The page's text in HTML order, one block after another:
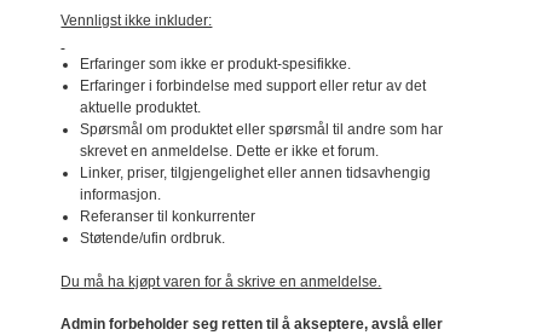
Vennligst ikke inkluder:
Erfaringer som ikke er produkt-spesifikke.
Erfaringer i forbindelse med support eller retur av det
aktuelle produktet.
Spørsmål om produktet eller spørsmål til andre som har
skrevet en anmeldelse. Dette er ikke et forum.
Linker, priser, tilgjengelighet eller annen tidsavhengig
informasjon.
Referanser til konkurrenter
Støtende/ufin ordbruk.
Du må ha kjøpt varen for å skrive en anmeldelse.
Admin forbeholder seg retten til å akseptere, avslå eller